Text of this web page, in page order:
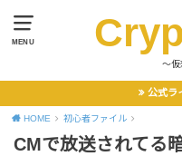
MENU
〜仮
公式ラ
HOME 初心者ファイル
CMで放送されてる